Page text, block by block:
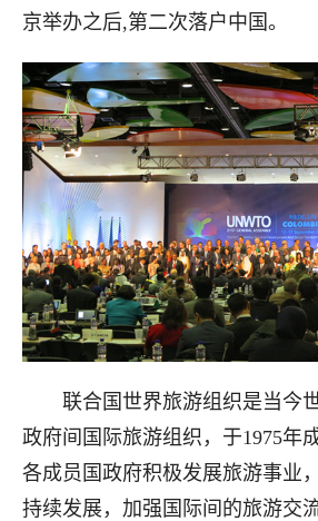
京举办之后,第二次落户中国。
联合国世界旅游组织是当今
政府间国际旅游组织， 于1975年
各成员国政府积极发展旅游事业
持续发展，加强国际间的旅游交